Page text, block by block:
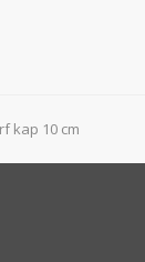
kap 10 cm